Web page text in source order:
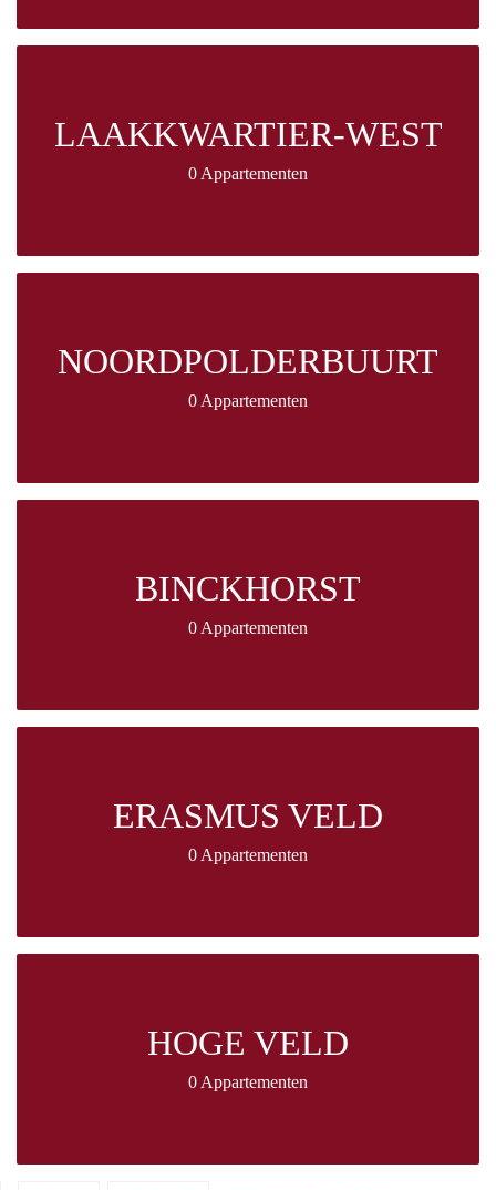
LAAKKWARTIER-WEST
0 Appartementen
NOORDPOLDERBUURT
0 Appartementen
BINCKHORST
0 Appartementen
ERASMUS VELD
0 Appartementen
HOGE VELD
0 Appartementen